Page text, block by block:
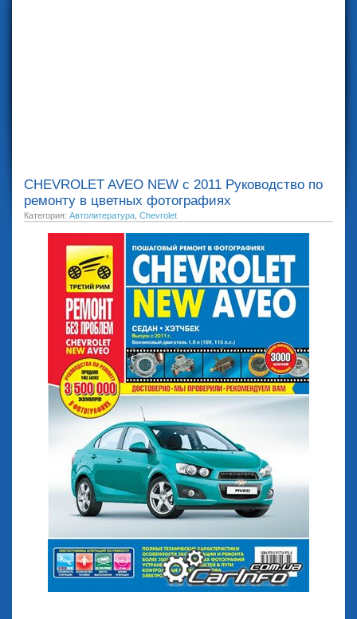
CHEVROLET AVEO NEW с 2011 Руководство по
ремонту в цветных фотографиях
Категория: Автолитература Chevrolet